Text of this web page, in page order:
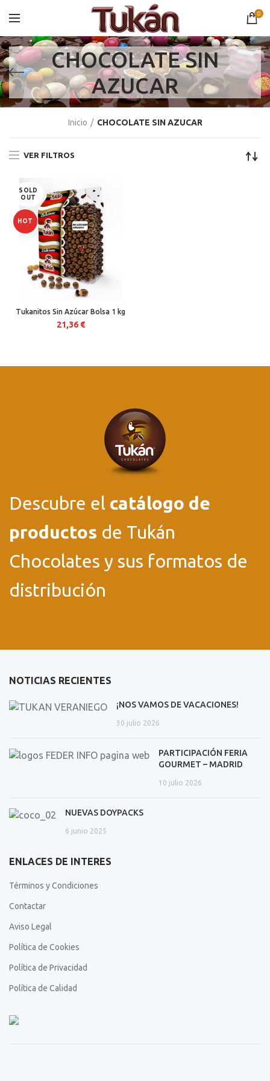
0
CHOCOLATE SIN
AZUCAR
Inicio CHOCOLATE SIN AZUCAR
VER FILTROS
SOLD
OUT
HOT
Tukanitos Sin Azúcar Bolsa 1 kg
21,36 €
Descubre el catálogo de
productos de Tukán
Chocolates y sus formatos de
distribución
NOTICIAS RECIENTES
¡NOS VAMOS DE VACACIONES!
30 julio 2026
PARTICIPACIÓN FERIA
GOURMET – MADRID
10 julio 2026
NUEVAS DOYPACKS
6 junio 2025
ENLACES DE INTERES
Términos y Condiciones
Contactar
Aviso Legal
Política de Cookies
Política de Privacidad
Política de Calidad